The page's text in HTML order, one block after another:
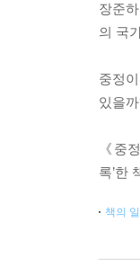
장준
의 국
중정
있을
《중
록’한
책의